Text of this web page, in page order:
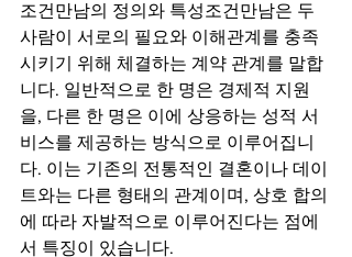
조건만남의 정의와 특성조건만남은 두
사람이 서로의 필요와 이해관계를 충족
시키기 위해 체결하는 계약 관계를 말합
니다. 일반적으로 한 명은 경제적 지원
을, 다른 한 명은 이에 상응하는 성적 서
비스를 제공하는 방식으로 이루어집니
다. 이는 기존의 전통적인 결혼이나 데이
트와는 다른 형태의 관계이며, 상호 합의
에 따라 자발적으로 이루어진다는 점에
서 특징이 있습니다.